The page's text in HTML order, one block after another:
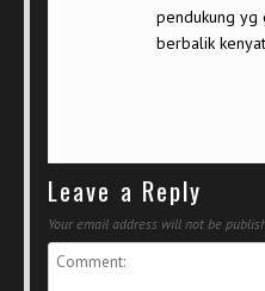
pendukung yg
berbalik
Leave a Reply
Your email address will not be